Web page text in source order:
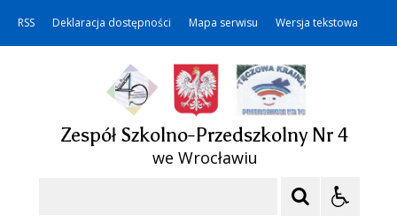
RSS Deklaracja dostępności Mapa serwisu Wersja tekstowa
Zespół Szkolno-Przedszkolny Nr 4
we Wrocławiu